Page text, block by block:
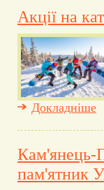
Акції на
Докладніше
Кам'янець-
пам'ятник